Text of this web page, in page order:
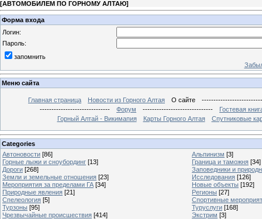
[АВТОМОБИЛЕМ ПО ГОРНОМУ АЛТАЮ]
Форма входа
Логин:
Пароль:
запомнить
Меню сайта
Главная страница Новости из Горного Алтая О сайте
------------------------------
Форум ------------------------------
Гостевая
Горный Алтай - Викимапия
Карты Горного Алтая Спутниковые
Categories
Автоновости [86] Альпинизм [3]
Горные лыжи и сноубординг [13] Граница и таможня [34]
Дороги [268]
Заповедники и
Земли и земельные отношения [23] Исследования [126]
Мероприятия за пределами ГА [34] Новые объекты [192]
Природные явления [21] Регионы [27]
Спелеология [5]
Спортивные
Турзоны [95] Туруслуги [168]
Чрезвычайные происшествия [414] Экстрим [3]